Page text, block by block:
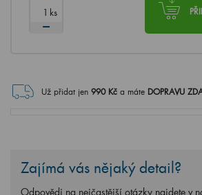
ks
Už přidat jen 990Kč a máte DOPRAVU
Zajímá vás nějaký detail?
Odpovědi na nejčastější otázky najdete v